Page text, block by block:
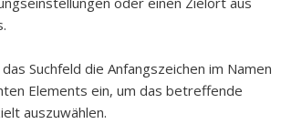
Suchfeld die Anfangszeichen im Namen
Elements ein, um das betreffende
auszuwählen.